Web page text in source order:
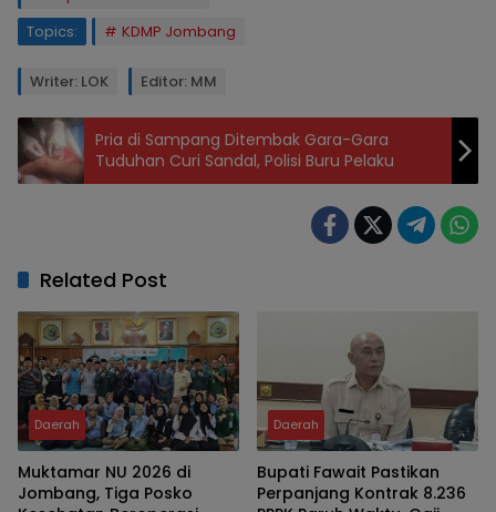
Topics:
KDMP Jombang
Writer: LOK Editor: MM
Pria di Sampang Ditembak Gara-Gara
Tuduhan Curi Sandal, Polisi Buru Pelaku
Related Post
Daerah
Muktamar NU 2026 di
Jombang, Tiga Posko
Daerah
Bupati Fawait Pastikan
Perpanjang Kontrak 8.236